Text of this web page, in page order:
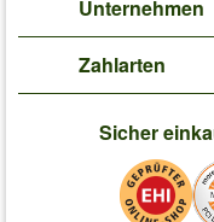
Unternehmen
Zahlarten
Sicher